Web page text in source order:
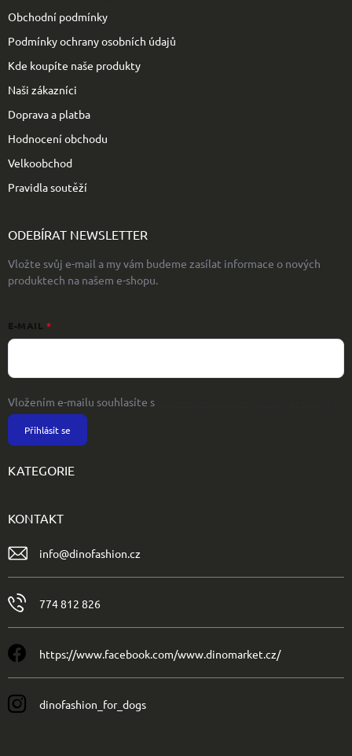
Obchodní podmínky
Podmínky ochrany osobních údajů
Kde koupíte naše produkty
Naši zákazníci
Doprava a platba
Hodnocení obchodu
Velkoobchod
Pravidla soutěží
ODEBÍRAT NEWSLETTER
Vložte svůj e-mail a my vám budeme zasílat informace o nových
produktech na našem e-shopu.
E-MAIL
Vložením e-mailu souhlasíte s
Přihlásit se
KATEGORIE
KONTAKT
info@dinofashion.cz
774 812 826
https://www.facebook.com/www.dinomarket.cz/
dinofashion_for_dogs